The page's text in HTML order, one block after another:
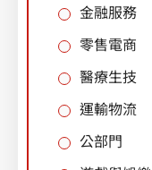
金融服務
零售電商
醫療生技
運輸物流
公部門